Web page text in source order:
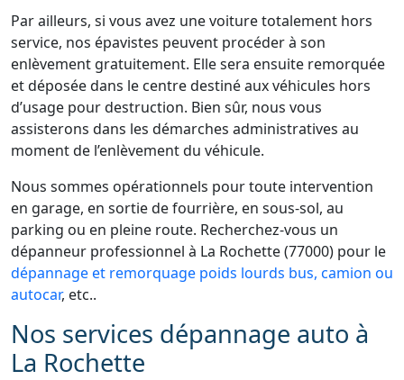
Par ailleurs, si vous avez une voiture totalement hors
service, nos épavistes peuvent procéder à son
enlèvement gratuitement. Elle sera ensuite remorquée
et déposée dans le centre destiné aux véhicules hors
d’usage pour destruction. Bien sûr, nous vous
assisterons dans les démarches administratives au
moment de l’enlèvement du véhicule.
Nous sommes opérationnels pour toute intervention
en garage, en sortie de fourrière, en sous-sol, au
parking ou en pleine route. Recherchez-vous un
dépanneur professionnel à La Rochette (77000) pour le
dépannage et remorquage poids lourds bus, camion ou
autocar, etc..
Nos services dépannage auto à
La Rochette